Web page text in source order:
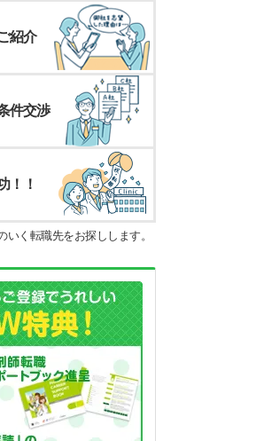
紹介
件交渉
！！
いく転職先をお探しします。